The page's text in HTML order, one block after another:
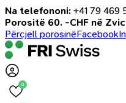
Na telefononi: +41 79 469
Porositë 60. -CHF në
Përcjell porosinëFacebook
0